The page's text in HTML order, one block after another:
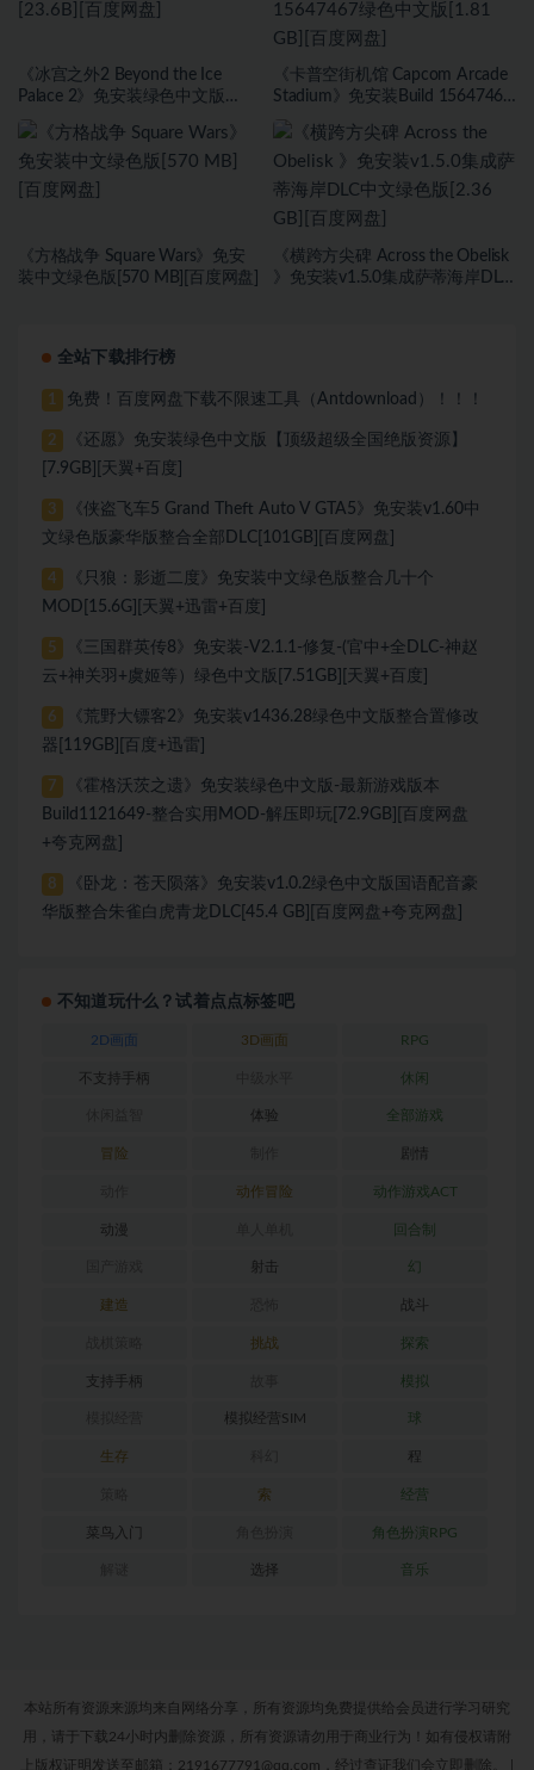
《冰宫之外2 Beyond the Ice
Palace 2》免安装绿色中文版
《卡普空街机馆 Capcom Arcade
Stadium》免安装Build 15647467
《方格战争 ⁤Square Wars》免安
装中文绿色版[570 MB][百度网盘]
《横跨方尖碑 Across the Obelisk
》免安装v1.5.0集成萨蒂海岸DLC
全站下载排行榜
1 免费！百度网盘下载不限速工具（Antdownload）！！！
2
《还愿》免安装绿色中文版【顶级超级全国绝版资源】
[7.9GB][天翼+百度]
3
《侠盗飞车5 Grand Theft Auto V GTA5》免安装v1.60中
文绿色版豪华版整合全部DLC[101GB][百度网盘]
4
《只狼：影逝二度》免安装中文绿色版整合几十个
MOD[15.6G][天翼+迅雷+百度]
5
《三国群英传8》免安装-V2.1.1-修复-(官中+全DLC-神赵
云+神关羽+虞姬等）绿色中文版[7.51GB][天翼+百度]
6
《荒野大镖客2》免安装v1436.28绿色中文版整合置修改
器[119GB][百度+迅雷]
7
《霍格沃茨之遗》免安装绿色中文版-最新游戏版本
Build1121649-整合实用MOD-解压即玩[72.9GB][百度网盘
+夸克网盘]
8
《卧龙：苍天陨落》免安装v1.0.2绿色中文版国语配音豪
华版整合朱雀白虎青龙DLC[45.4 GB][百度网盘+夸克网盘]
不知道玩什么？试着点点标签吧
2D画面 3D画面 RPG
不支持手柄 休闲
体验 全部游戏
冒险 剧情
动作冒险 动作游戏ACT
动漫 回合制
射击 幻
建造 战斗
挑战 探索
支持手柄 模拟
模拟经营SIM 球
生存 程
索 经营
菜鸟入门 角色扮演RPG
选择 音乐
本站所有资源来源均来自网络分享，所有资源均免费提供给会员进行学习研究
用，请于下载24小时内删除资源，所有资源请勿用于商业行为！如有侵权请附
上版权证明发送至邮箱：2191677791@qq.com，经过查证我们会立即删除。